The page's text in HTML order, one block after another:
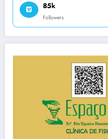
85k
Followers